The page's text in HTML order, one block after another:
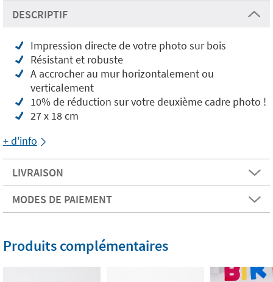
DESCRIPTIF
Impression directe de votre photo sur bois
Résistant et robuste
A accrocher au mur horizontalement ou
verticalement
10% de réduction sur votre deuxième cadre photo !
27 x 18 cm
+ d'info
LIVRAISON
MODES DE PAIEMENT
Produits complémentaires